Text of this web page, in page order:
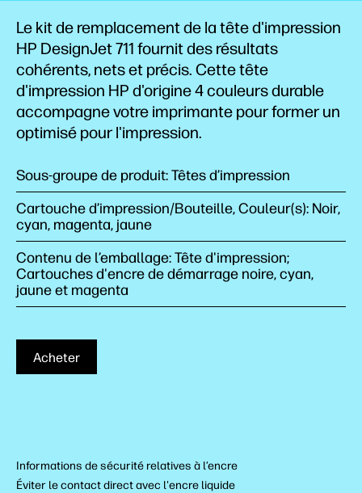
Le kit de remplacement de la tête d'impression
HP DesignJet 711 fournit des résultats
cohérents, nets et précis. Cette tête
d'impression HP d'origine 4 couleurs durable
accompagne votre imprimante pour former un
optimisé pour l'impression.
Sous-groupe de produit: Têtes d’impression
Cartouche d’impression/Bouteille, Couleur(s): Noir,
cyan, magenta, jaune
Contenu de l’emballage: Tête d'impression;
Cartouches d'encre de démarrage noire, cyan,
jaune et magenta
Acheter
Informations de sécurité relatives à l’encre
Éviter le contact direct avec l'encre liquide